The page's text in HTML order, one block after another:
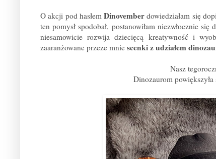
O akcji pod hasłemDinovember dowiedziałam się
ten pomysł spodobał, postanowiłam niezwłocznie
niesamowicie rozwija dziecięcą kreatywność i
zaaranżowane przeze mnie scenki z udziałem
Nasz
Dinozaurom